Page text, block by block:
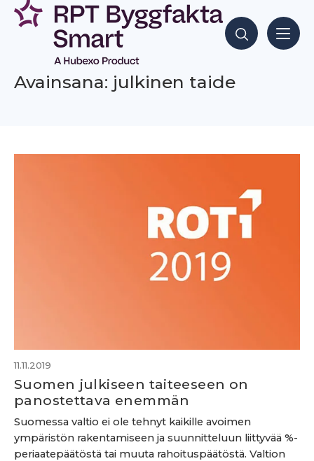
Siirry
sisältöön
Hae sisältöjä
Avainsana: julkinen taide
11.11.2019
Suomen julkiseen taiteeseen on
panostettava enemmän
Suomessa valtio ei ole tehnyt kaikille avoimen
ympäristön rakentamiseen ja suunnitteluun liittyvää %-
periaatepäätöstä tai muuta rahoituspäätöstä. Valtion